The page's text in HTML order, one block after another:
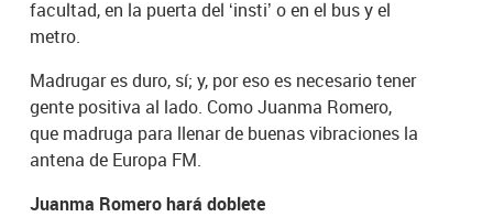
facultad, en la puerta del ‘insti’ o en el bus y el
metro.
Madrugar es duro, sí; y, por eso es necesario tener
gente positiva al lado. Como Juanma Romero,
que madruga para llenar de buenas vibraciones la
antena de Europa FM.
Juanma Romero hará doblete